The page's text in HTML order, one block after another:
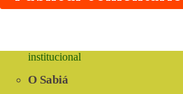
institucional
O Sabiá